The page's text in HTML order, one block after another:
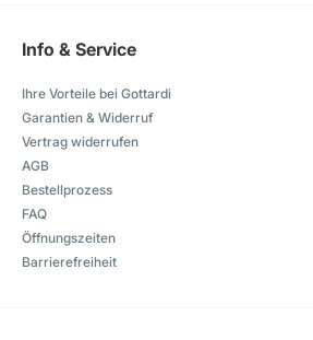
Info & Service
Ihre Vorteile bei Gottardi
Garantien & Widerruf
Vertrag widerrufen
AGB
Bestellprozess
FAQ
Öffnungszeiten
Barrierefreiheit